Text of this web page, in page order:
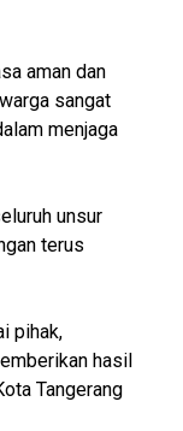
aman dan
sangat
menjaga
unsur
terus
pihak,
hasil
Tangerang